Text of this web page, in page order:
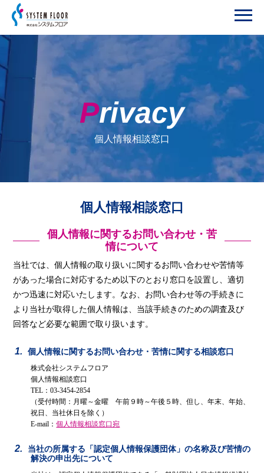
Privacy
個人情報相談窓口
個人情報相談窓口
個人情報に関するお問い合わせ・苦
情について
当社では、個人情報の取り扱いに関するお問い合わせや苦情等
があった場合に対応するため以下のとおり窓口を設置し、適切
かつ迅速に対応いたします。なお、お問い合わせ等の手続きに
より当社が取得した個人情報は、当該手続きのための調査及び
回答など必要な範囲で取り扱います。
個人情報に関するお問い合わせ・苦情に関する相談窓口
株式会社システムフロア
個人情報相談窓口
TEL：03-3454-2854
（受付時間：月曜～金曜 午前９時～午後５時、但し、年末、年始、
祝日、当社休日を除く）
E-mail：個人情報相談窓口宛
当社の所属する「認定個人情報保護団体」の名称及び苦情の
解決の申出先について